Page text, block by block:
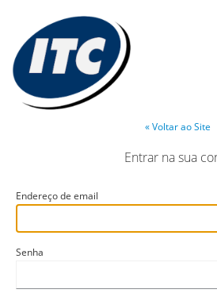
« Voltar ao Site
Entrar na sua
Endereço de email
Senha